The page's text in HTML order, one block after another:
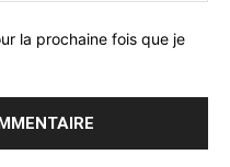
la prochaine fois que je